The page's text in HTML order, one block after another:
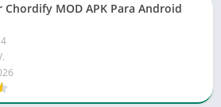
Chordify MOD APK Para Android